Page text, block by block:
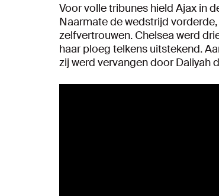
Voor volle tribunes hield Ajax in
Naarmate de wedstrijd
zelfvertrouwen. Chelsea werd
haar ploeg telkens uitstekend.
zij werd vervangen door Daliyah